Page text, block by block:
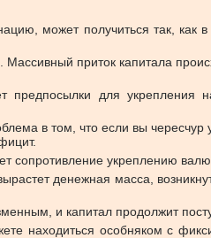
может получиться так, как
приток капитала
для укрепления
в том, что если вы чересчур
сопротивление укреплению
денежная масса,
и капитал продолжит
находиться особняком с